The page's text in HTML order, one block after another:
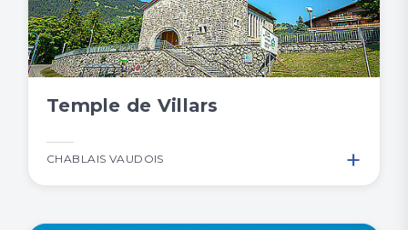
Temple de Villars
CHABLAIS VAUDOIS +